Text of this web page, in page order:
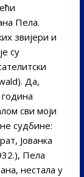
Пела.
звијери и
су
Да,
сви моји
судбине:
Јованка
Пела
нестала у